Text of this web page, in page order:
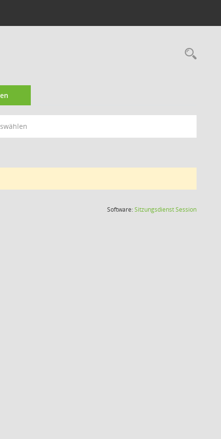
Software:SitzungsdienstSession(Wird in